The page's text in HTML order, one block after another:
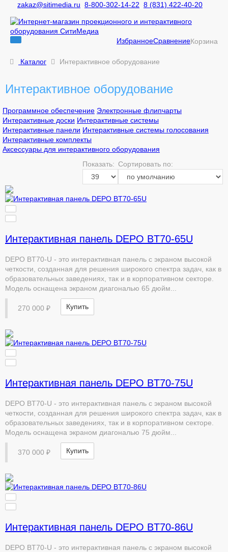
8 (831) 422-40-20
8-800-302-14-22
zakaz@sitimedia.ru
Корзина
Сравнение
Избранное
Каталог Интерактивное оборудование
Интерактивное оборудование
Программное обеспечение Электронные флипчарты
Интерактивные доски Интерактивные системы
Интерактивные панели Интерактивные системы голосования
Интерактивные комплекты
Аксессуары для интерактивного оборудования
Сортировать по:
Показать:
Интерактивная панель DEPO ВT70-65U
DEPO ВT70-U - это интерактивная панель с экраном высокой
четкости, созданная для решения широкого спектра задач, как в
образовательных заведениях, так и в корпоративном секторе.
Модель оснащена экраном диагональю 65 дюйм...
270 000 ₽ Купить
Интерактивная панель DEPO ВT70-75U
DEPO ВT70-U - это интерактивная панель с экраном высокой
четкости, созданная для решения широкого спектра задач, как в
образовательных заведениях, так и в корпоративном секторе.
Модель оснащена экраном диагональю 75 дюйм...
370 000 ₽ Купить
Интерактивная панель DEPO ВT70-86U
DEPO ВT70-U - это интерактивная панель с экраном высокой